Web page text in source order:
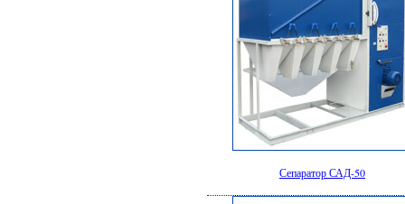
Сепаратор САД-50